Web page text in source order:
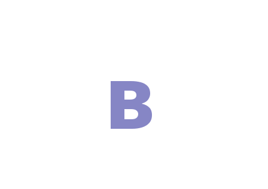
Подробнее о сертификатах и о том, зачем нужно
проверять их на оригинальность, вы можете
в